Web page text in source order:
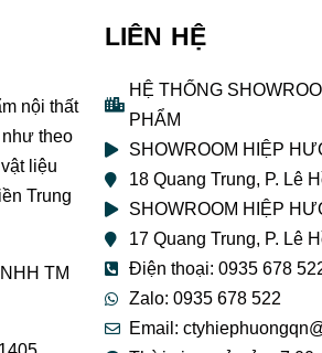
nội thất
theo
liệu
Trung
TM
LIÊN HỆ
HỆ THỐNG
PHẨM
SHOWROOM HIỆP
18 Quang Trung, P. Lê
SHOWROOM HIỆP
17 Quang Trung, P. Lê
Điện thoại: 0935 678
Zalo: 0935 678 522
Email: